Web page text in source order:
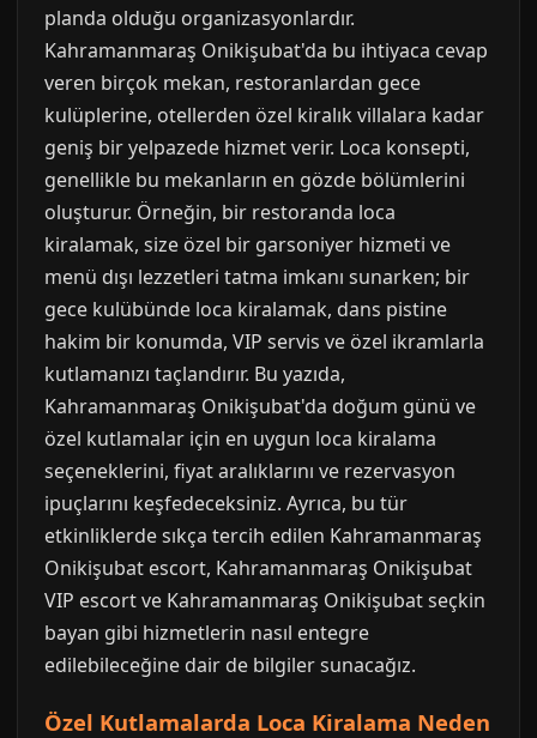
planda olduğu organizasyonlardır.
Kahramanmaraş Onikişubat'da bu ihtiyaca cevap
veren birçok mekan, restoranlardan gece
kulüplerine, otellerden özel kiralık villalara kadar
geniş bir yelpazede hizmet verir. Loca konsepti,
genellikle bu mekanların en gözde bölümlerini
oluşturur. Örneğin, bir restoranda loca
kiralamak, size özel bir garsoniyer hizmeti ve
menü dışı lezzetleri tatma imkanı sunarken; bir
gece kulübünde loca kiralamak, dans pistine
hakim bir konumda, VIP servis ve özel ikramlarla
kutlamanızı taçlandırır. Bu yazıda,
Kahramanmaraş Onikişubat'da doğum günü ve
özel kutlamalar için en uygun loca kiralama
seçeneklerini, fiyat aralıklarını ve rezervasyon
ipuçlarını keşfedeceksiniz. Ayrıca, bu tür
etkinliklerde sıkça tercih edilen Kahramanmaraş
Onikişubat escort, Kahramanmaraş Onikişubat
VIP escort ve Kahramanmaraş Onikişubat seçkin
bayan gibi hizmetlerin nasıl entegre
edilebileceğine dair de bilgiler sunacağız.
Özel Kutlamalarda Loca Kiralama Neden